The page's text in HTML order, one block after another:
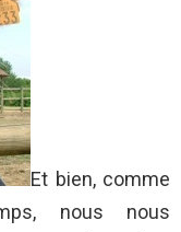
Et bien, comme
nous nous